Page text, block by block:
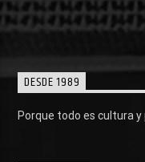
DESDE 1989
Porque todo es cultura